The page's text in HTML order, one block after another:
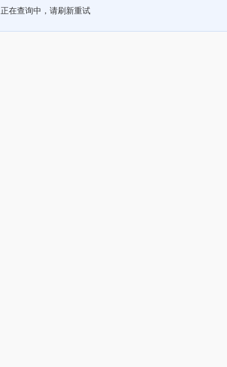
正在查询中，请刷新重试